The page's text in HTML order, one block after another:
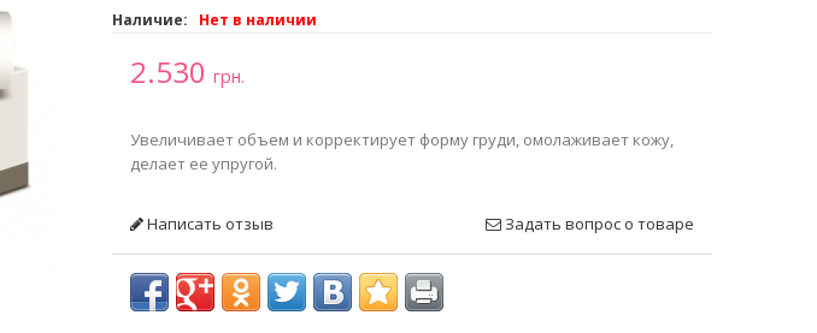
Наличие: Нет в наличии
2.530 грн.
Увеличивает объем и корректирует форму груди, омолаживает кожу,
делает ее упругой.
Написать отзыв Задать вопрос о товаре